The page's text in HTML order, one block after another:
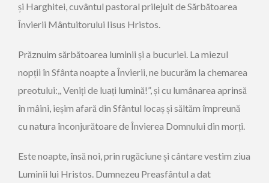
și Harghitei, cuvântul pastoral prilejuit de Sărbătoarea
Învierii Mântuitorului Iisus Hristos.
Prăznuim sărbătoarea luminii și a bucuriei. La miezul
nopții în Sfânta noapte a Învierii, ne bucurăm la chemarea
preotului:,, Veniți de luați lumină!”, și cu lumânarea aprinsă
în mâini, ieșim afară din Sfântul locaș și săltăm împreună
cu natura înconjurătoare de Învierea Domnului din morți.
Este noapte, însă noi, prin rugăciune și cântare vestim ziua
Luminii lui Hristos. Dumnezeu Preasfântul a dat